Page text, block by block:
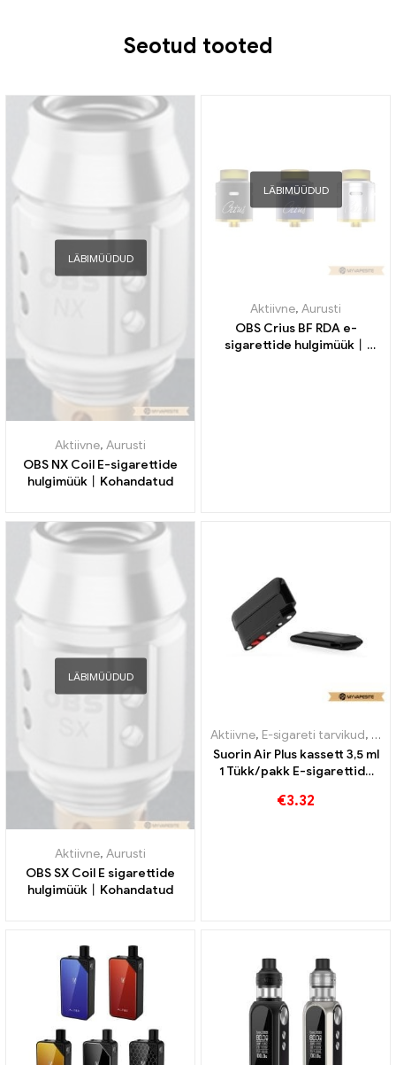
Seotud tooted
LÄBIMÜÜDUD
Aktiivne, Aurusti
OBS NX Coil E-sigarettide
hulgimüük丨Kohandatud
LÄBIMÜÜDUD
Aktiivne, Aurusti
OBS Crius BF RDA e-
sigarettide hulgimüük丨
LÄBIMÜÜDUD
Aktiivne, Aurusti
OBS SX Coil E sigarettide
hulgimüük丨Kohandatud
Aktiivne, E-sigareti tarvikud,
Suorin Air Plus kassett 3,5 ml
1 Tükk/pakk E-sigarettide
€3.32